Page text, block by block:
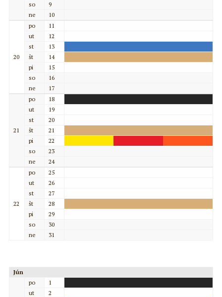
so
9
ne
10
20
po
11
ut
12
st
13
št
14
pi
15
so
16
ne
17
21
po
18
ut
19
st
20
št
21
pi
22
so
23
ne
24
22
po
25
ut
26
st
27
št
28
pi
29
so
30
ne
31
Jún
po
1
ut
2